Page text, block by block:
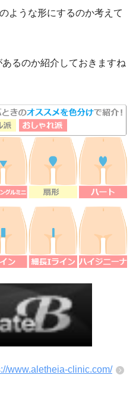
ような形にするのか考えて
るのか紹介しておきますね
www.aletheia-clinic.com/